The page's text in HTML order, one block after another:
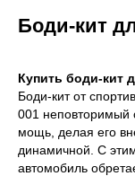
Боди-кит
Купить боди-кит
Боди-кит от
001 неповторимый
мощь, делая его
динамичной. С
автомобиль